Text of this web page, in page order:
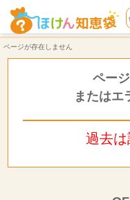
ページが存在しません | ほけん知恵袋
ページが存在しません
ペー
またはエ
過去